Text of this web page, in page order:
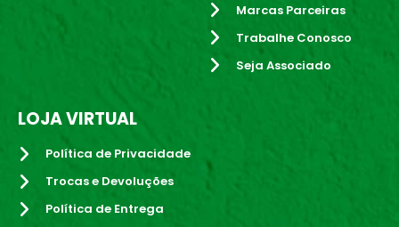
Marcas Parceiras
Trabalhe Conosco
Seja Associado
LOJA VIRTUAL
Política de Privacidade
Trocas e Devoluções
Política de Entrega